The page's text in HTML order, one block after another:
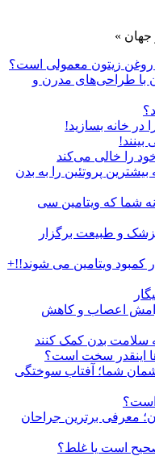
»
روغن زیتون معمولی است؟
با طراحی‌های مدرن و
در خانه بسازید!
را خالی می‌کند
پروتئین را به بدن
شما که ویتامین سی
و طبیعت برگزار
کمبود ویتامین می شوند!!+
آرامش اعصاب و کاهش
سلامت بدن کمک کنند
اینقدر سخت است؟
شما؛ آفتاب سوختگی
است؟
معرفی برترین جراحان
است یا غلط؟